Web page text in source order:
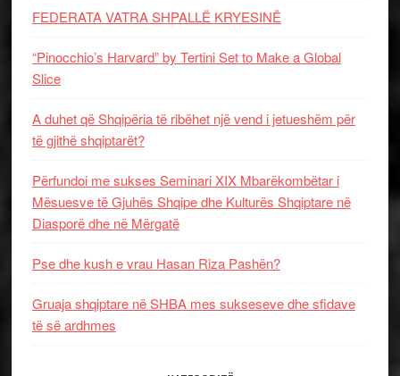
FEDERATA VATRA SHPALLË KRYESINË
“Pinocchio’s Harvard” by Tertini Set to Make a Global
Slice
A duhet që Shqipëria të ribëhet një vend i jetueshëm për
të gjithë shqiptarët?
Përfundoi me sukses Seminari XIX Mbarëkombëtar i
Mësuesve të Gjuhës Shqipe dhe Kulturës Shqiptare në
Diasporë dhe në Mërgatë
Pse dhe kush e vrau Hasan Riza Pashën?
Gruaja shqiptare në SHBA mes sukseseve dhe sfidave
të së ardhmes